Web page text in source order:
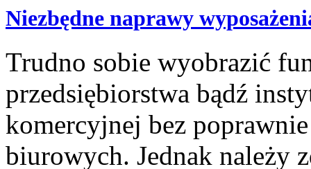
Niezbędne naprawy
Trudno sobie wyobrazić
przedsiębiorstwa bądź
komercyjnej bez
biurowych. Jednak należy